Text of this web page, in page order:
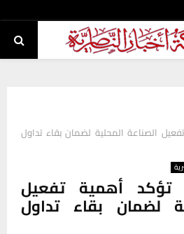
تفعيل الصناعة المحلية لضمان بقاء تداول
تؤكد أهمية تفعيل
لضمان بقاء تداول